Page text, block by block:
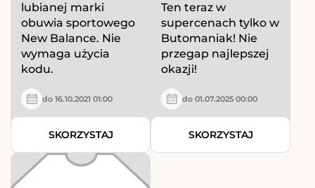
lubianej marki
obuwia sportowego
New Balance. Nie
wymaga użycia
kodu.
do 16.10.2021 01:00
SKORZYSTAJ
Ten teraz w
supercenach tylko w
Butomaniak! Nie
przegap najlepszej
okazji!
do 01.07.2025 00:00
SKORZYSTAJ